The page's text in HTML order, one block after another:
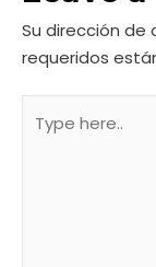
Su dirección de
requeridos
here..